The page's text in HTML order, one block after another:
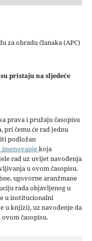
obradu članaka (APC)
pristaju na sljedeće
prava i pružaju časopisu
čemu će rad jednu
podložan
imenovanjekoja
rad uz uvijet navođenja
u ovom časopisu.
ugovorne aranžmane
rada objavljenog u
u institucionalni
knjizi), uz navođenje da
časopisu.